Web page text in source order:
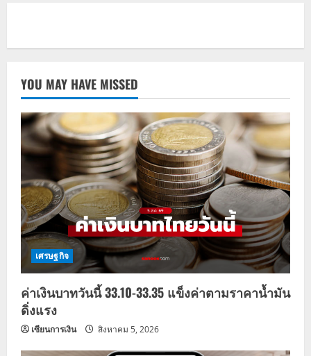
YOU MAY HAVE MISSED
เศรษฐกิจ
ค่าเงินบาทวันนี้ 33.10-33.35 แข็งค่าตามราคาน้ำมัน
ดิ่งแรง
เซียนการเงิน สิงหาคม 5, 2026